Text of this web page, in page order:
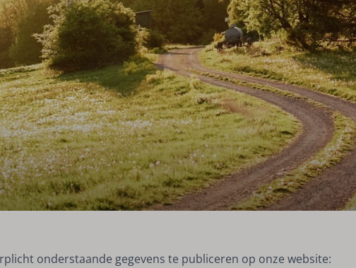
onderstaande gegevens te publiceren op onze website: